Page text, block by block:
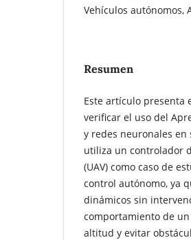
Vehículos autónomos,
Resumen
Este artículo presenta
verificar el uso del
y redes neuronales en
utiliza un controlador
(UAV) como caso de
control autónomo, ya
dinámicos sin
comportamiento de
altitud y evitar